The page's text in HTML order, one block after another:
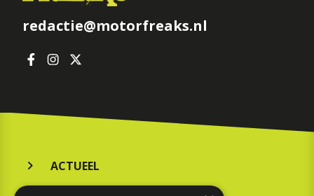
redactie@motorfreaks.nl
ACTUEEL